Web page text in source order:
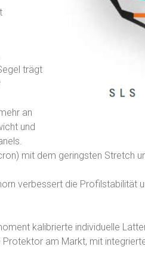
trägt
an
und
mit dem geringsten Stretch
verbessert die Profilstabilität
kalibrierte individuelle
Protektor am Markt, mit